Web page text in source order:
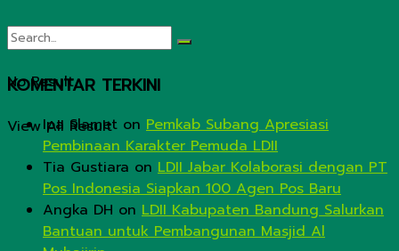
No Result
View All Result
KOMENTAR TERKINI
Ipa Slamet on Pemkab Subang Apresiasi
Pembinaan Karakter Pemuda LDII
Tia Gustiara on LDII Jabar Kolaborasi dengan PT
Pos Indonesia Siapkan 100 Agen Pos Baru
Angka DH on LDII Kabupaten Bandung Salurkan
Bantuan untuk Pembangunan Masjid Al